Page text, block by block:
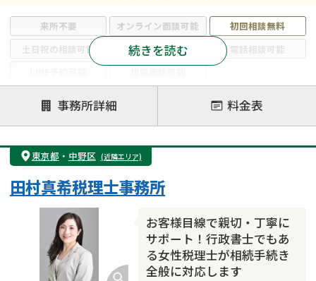
来所不要 オンライン面談可能
初回相談無料
土日祝の相談可能
19時以降電話可能
電話相談可能
注力案件
遺言書作成・遺言執行
相続放棄
相続登記
遺産分割
遺留分侵害額請求
相続税申告
相続手続き
銀行手続き
成年後見・任意後見
贈与税
相続人調査
相続財産調査
相続トラブル
続きを読む
事務所詳細 料金表
東京都 ・ 中野区 (近隣エリア)
お客様目線で親切・丁寧に
サポート！行政書士でもあ
る女性税理士が相続手続き
全般に対応します
田村真希税理士事務所